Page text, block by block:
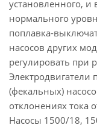
установленного,
нормального
поплавка-
насосов других
регулировать при
(фекальных)
отклонениях тока
Насосы 1500/18,